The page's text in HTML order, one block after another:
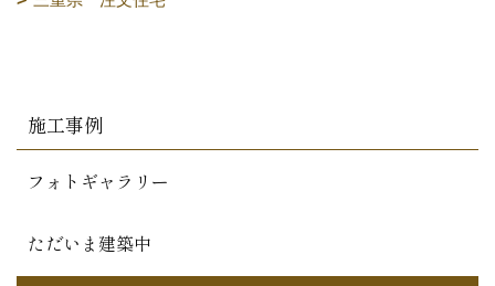
施工事例
フォトギャラリー
ただいま建築中